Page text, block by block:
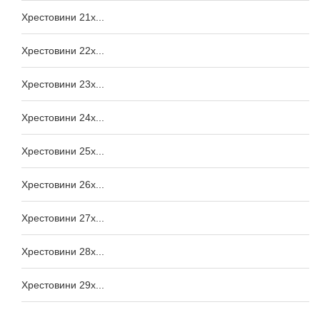
Хрестовини 21x...
Хрестовини 22x...
Хрестовини 23x...
Хрестовини 24x...
Хрестовини 25x...
Хрестовини 26x...
Хрестовини 27x...
Хрестовини 28x...
Хрестовини 29x...